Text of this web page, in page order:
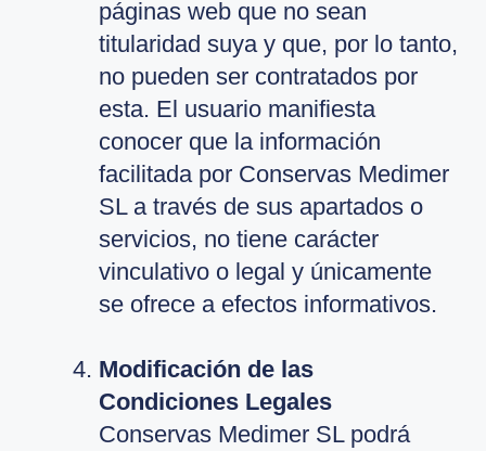
páginas web que no sean
titularidad suya y que, por lo tanto,
no pueden ser contratados por
esta. El usuario manifiesta
conocer que la información
facilitada por Conservas Medimer
SL a través de sus apartados o
servicios, no tiene carácter
vinculativo o legal y únicamente
se ofrece a efectos informativos.
Modificación de las
Condiciones Legales
Conservas Medimer SL podrá